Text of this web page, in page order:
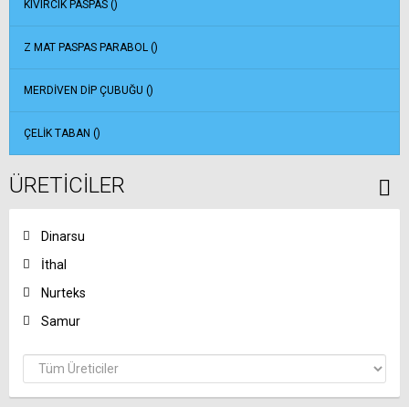
KIVIRCIK PASPAS ()
Z MAT PASPAS PARABOL ()
MERDIVEN DIP ÇUBUĞU ()
ÇELIK TABAN ()
ÜRETICILER
Dinarsu
İthal
Nurteks
Samur